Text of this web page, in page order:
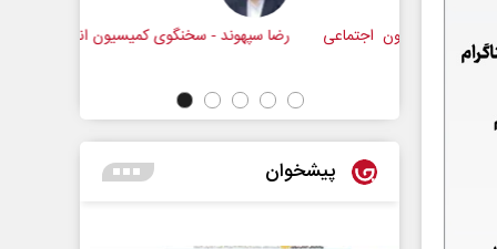
اجتماعی
رضا سپهوند - سخنگوی کمیسیون انرژی مجلس
پیشخوان